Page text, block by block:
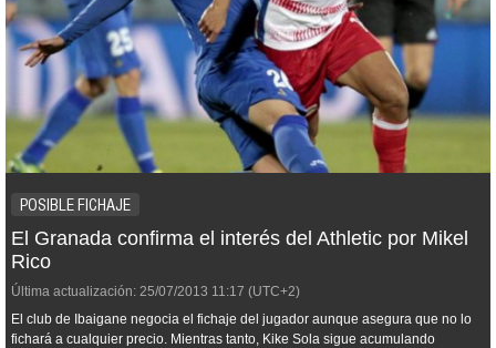
POSIBLE FICHAJE
El Granada confirma el interés del Athletic por Mikel
Rico
Última actualización: 25/07/2013 11:17 (UTC+2)
El club de Ibaigane negocia el fichaje del jugador aunque asegura que no lo
fichará a cualquier precio. Mientras tanto, Kike Sola sigue acumulando